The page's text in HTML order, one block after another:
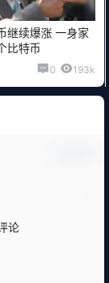
继续爆涨 一身家
比特币
0 193k
论